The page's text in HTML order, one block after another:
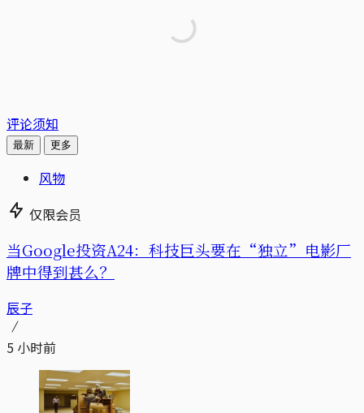
评论须知
最新 更多
风物
仅限会员
当Google投资A24：科技巨头要在“独立”电影厂
牌中得到甚么？
辰子
5 小时前